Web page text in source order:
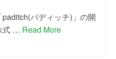
パディッチ)」の開
式 … Read More